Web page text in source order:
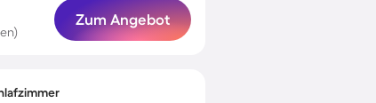
Zum Angebot